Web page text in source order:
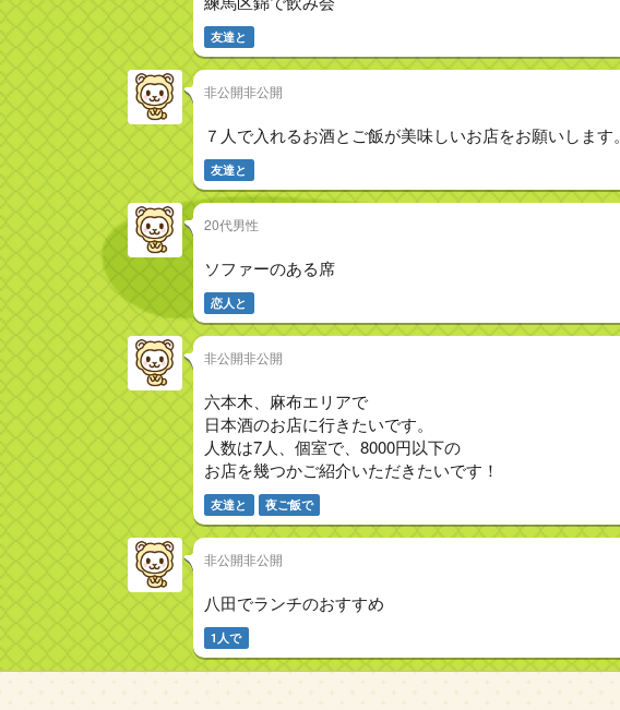
友達と
非公開非公開
７人で入れるお酒とご飯が美味しいお店をお願いします。
友達と
20代男性
ソファーのある席
恋人と
非公開非公開
六本木、麻布エリアで
日本酒のお店に行きたいです。
人数は7人、個室で、8000円以下の
お店を幾つかご紹介いただきたいです！
友達と 夜ご飯で
非公開非公開
八田でランチのおすすめ
1人で